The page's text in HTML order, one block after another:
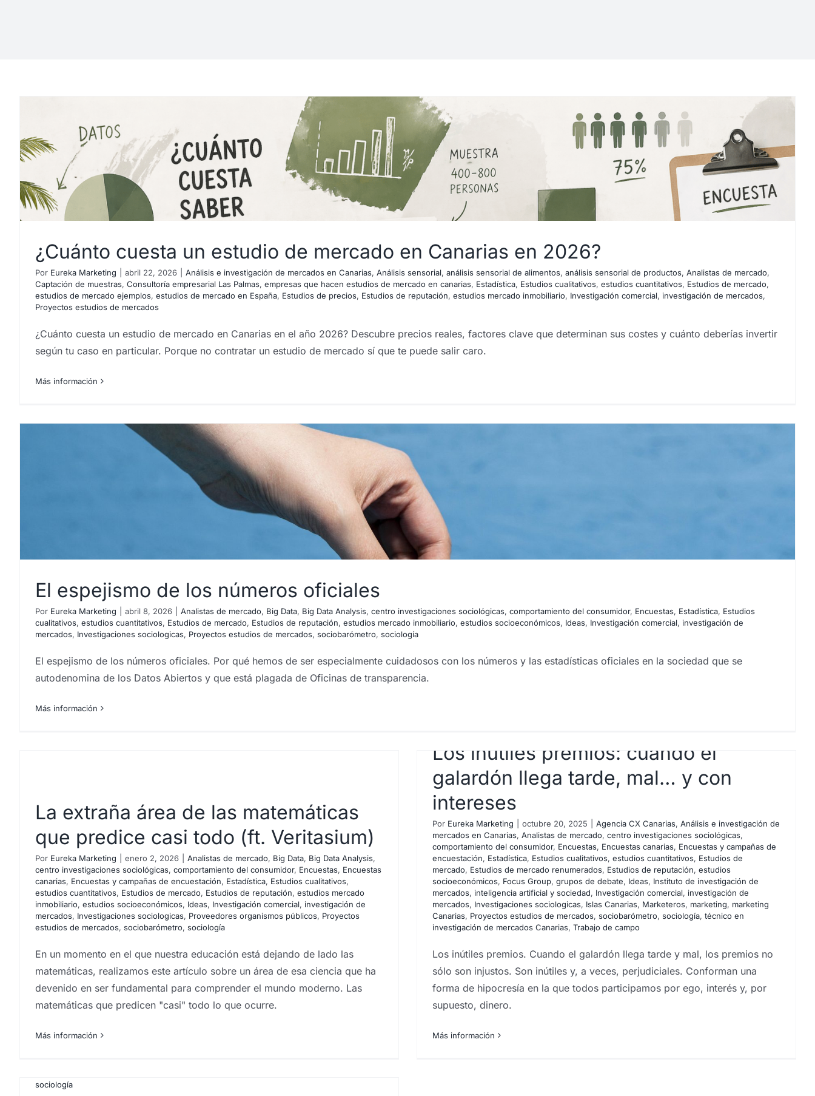
¿Cuánto cuesta un estudio de mercado en Canarias en 2026?
Por Eureka Marketing abril 22, 2026 Análisis e investigación de mercados en Canarias, Análisis sensorial, análisis sensorial de alimentos, análisis sensorial de productos, Analistas de mercado,
Captación de muestras, Consultoría empresarial Las Palmas, empresas que hacen estudios de mercado en canarias, Estadística, Estudios cualitativos, estudios cuantitativos, Estudios de mercado,
estudios de mercado ejemplos, estudios de mercado en España, Estudios de precios, Estudios de reputación, estudios mercado inmobiliario, Investigación comercial, investigación de mercados,
Proyectos estudios de mercados
¿Cuánto cuesta un estudio de mercado en Canarias en el año 2026? Descubre precios reales, factores clave que determinan sus costes y cuánto deberías invertir
según tu caso en particular. Porque no contratar un estudio de mercado sí que te puede salir caro.
Más información
El espejismo de los números oficiales
Por Eureka Marketing abril 8, 2026 Analistas de mercado, Big Data, Big Data Analysis, centro investigaciones sociológicas, comportamiento del consumidor, Encuestas, Estadística, Estudios
cualitativos, estudios cuantitativos, Estudios de mercado, Estudios de reputación, estudios mercado inmobiliario, estudios socioeconómicos, Ideas, Investigación comercial, investigación de
mercados, Investigaciones sociologicas, Proyectos estudios de mercados, sociobarómetro, sociología
El espejismo de los números oficiales. Por qué hemos de ser especialmente cuidadosos con los números y las estadísticas oficiales en la sociedad que se
autodenomina de los Datos Abiertos y que está plagada de Oficinas de transparencia.
Más información
La extraña área de las matemáticas
que predice casi todo (ft. Veritasium)
Por Eureka Marketing enero 2, 2026 Analistas de mercado, Big Data, Big Data Analysis,
centro investigaciones sociológicas, comportamiento del consumidor, Encuestas, Encuestas
canarias, Encuestas y campañas de encuestación, Estadística, Estudios cualitativos,
estudios cuantitativos, Estudios de mercado, Estudios de reputación, estudios mercado
inmobiliario, estudios socioeconómicos, Ideas, Investigación comercial, investigación de
mercados, Investigaciones sociologicas, Proveedores organismos públicos, Proyectos
estudios de mercados, sociobarómetro, sociología
En un momento en el que nuestra educación está dejando de lado las
matemáticas, realizamos este artículo sobre un área de esa ciencia que ha
devenido en ser fundamental para comprender el mundo moderno. Las
matemáticas que predicen "casi" todo lo que ocurre.
Más información
Los inútiles premios: cuando el galardón
llega tarde, mal… y con intereses
Agencia CX Canarias Análisis e investigación de mercados en Canarias Analistas de
mercado centro investigaciones sociológicas
comportamiento del consumidor
Encuestas Encuestas canarias Encuestas y campañas de encuestación Estadística
Estudios cualitativos estudios cuantitativos
Group grupos de debate Ideas Instituto de investigación de mercados
inteligencia
artificial y sociedad
Investigación comercial
investigación de mercados
marketing
Canarias
Proyectos estudios de mercados sociobarómetro sociología
técnico en
investigación de mercados Canarias Trabajo de campo
Los inútiles premios: cuando el
galardón llega tarde, mal… y con
intereses
Por Eureka Marketing octubre 20, 2025 Agencia CX Canarias, Análisis e investigación de
mercados en Canarias, Analistas de mercado, centro investigaciones sociológicas,
comportamiento del consumidor, Encuestas, Encuestas canarias, Encuestas y campañas de
encuestación, Estadística, Estudios cualitativos, estudios cuantitativos, Estudios de
mercado, Estudios de mercado renumerados, Estudios de reputación, estudios
socioeconómicos, Focus Group, grupos de debate, Ideas, Instituto de investigación de
mercados, inteligencia artificial y sociedad, Investigación comercial, investigación de
mercados, Investigaciones sociologicas, Islas Canarias, Marketeros, marketing, marketing
Canarias, Proyectos estudios de mercados, sociobarómetro, sociología, técnico en
investigación de mercados Canarias, Trabajo de campo
Los inútiles premios. Cuando el galardón llega tarde y mal, los premios no
sólo son injustos. Son inútiles y, a veces, perjudiciales. Conforman una
forma de hipocresía en la que todos participamos por ego, interés y, por
supuesto, dinero.
Más información
La paradoja de Monty Hall. Cuando la
estadística (tozudamente) nos
demuestra que la intuición falla. Ft.
Javier Santaolalla
PorEureka Marketing | abril 29, 2025 | análisis sociológico aplicado, Analistas de mercado
centro investigaciones sociológicas,comportamiento del consumidor
mercado,Estudios de reputación
sociología